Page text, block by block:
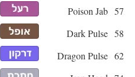
57
Poison Jab
58
Dark Pulse
62
Dragon Pulse